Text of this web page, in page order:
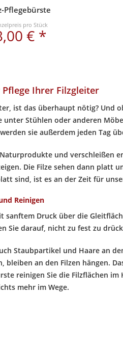
Pflegebürste
pro Stück
€ *
Ihrer Filzgleiter
ist das überhaupt nötig? Und
unter Stühlen oder anderen
sie außerdem jeden Tag
und verschleißen
Die Filze sehen dann platt
sind, ist es an der Zeit für
Reinigen
sanftem Druck über die
Sie darauf, nicht zu fest zu
Staubpartikel und Haare an
bleiben an den Filzen hängen.
reinigen Sie die Filzflächen
mehr im Wege.